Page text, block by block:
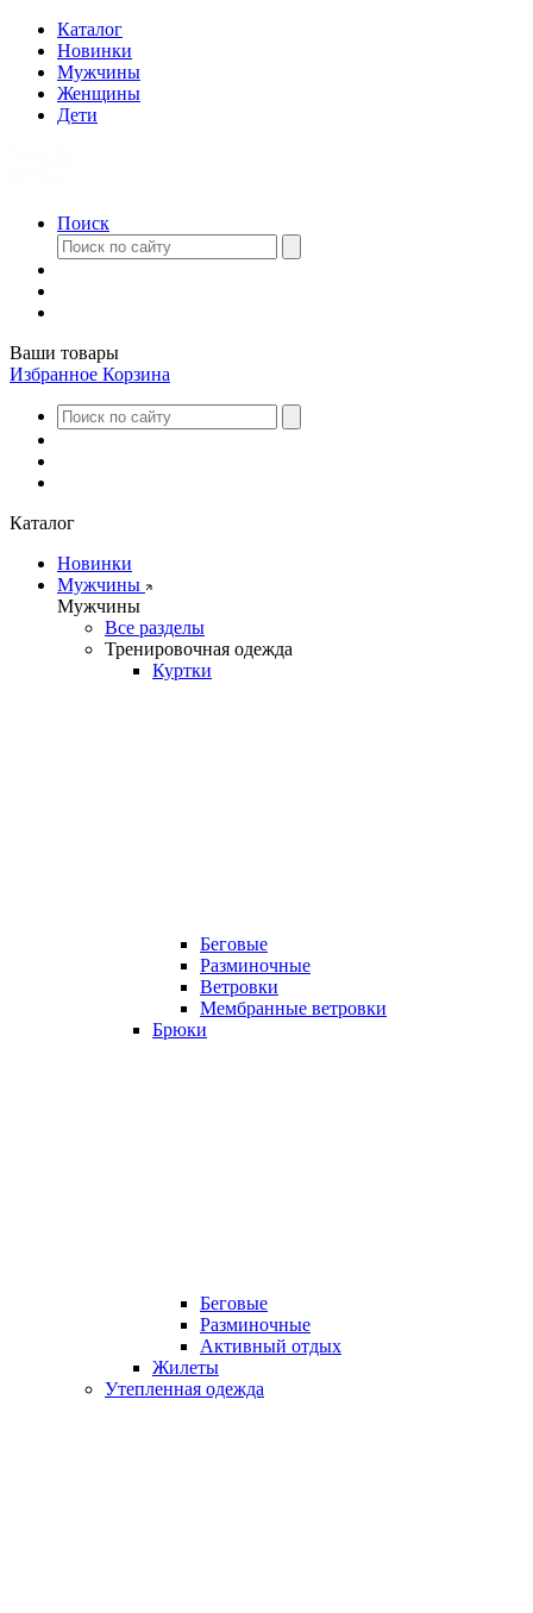
Каталог
Новинки
Мужчины
Женщины
Дети
Поиск
Ваши товары
Избранное Корзина
Каталог
Новинки
Мужчины
Мужчины
Все разделы
Тренировочная одежда
Куртки
Беговые
Разминочные
Ветровки
Мембранные ветровки
Брюки
Беговые
Разминочные
Активный отдых
Жилеты
Утепленная одежда